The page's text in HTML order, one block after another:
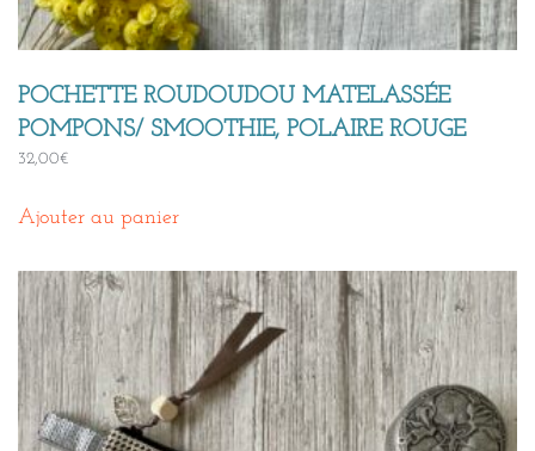
POCHETTE ROUDOUDOU MATELASSÉE
POMPONS/ SMOOTHIE, POLAIRE ROUGE
32,00€
Ajouter au panier